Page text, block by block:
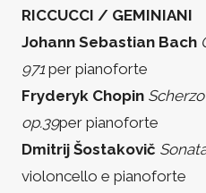
RICCUCCI / GEMINIANI
Johann Sebastian Bach
971 per pianoforte
Fryderyk Chopin
op.39per pianoforte
Dmitrij Šostakovič
violoncello e pianoforte